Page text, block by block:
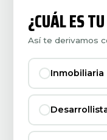
¿CUÁL ES
Así te derivamos
Inmobiliaria